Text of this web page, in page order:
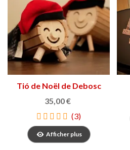
Tió de Noël de Debosc
35,00 €
(3)
Afficher plus